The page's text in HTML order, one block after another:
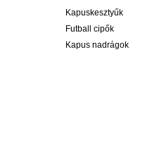
Kapuskesztyűk
Futball cipők
Kapus nadrágok